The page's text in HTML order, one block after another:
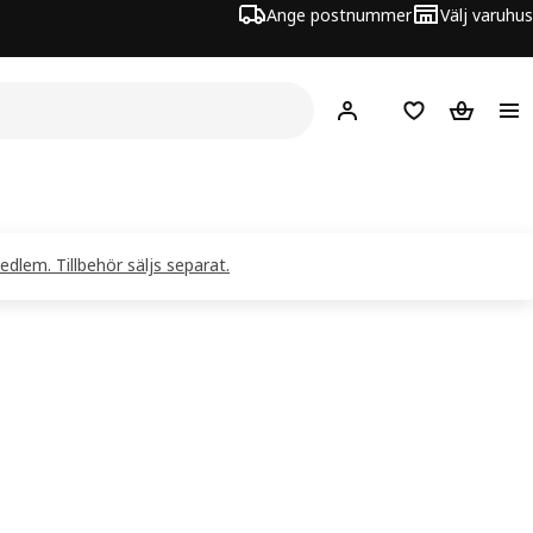
Ange postnummer Välj varuhus
Hej! Logga inInköpslistaVarukorg
Tillbehör säljs separat.